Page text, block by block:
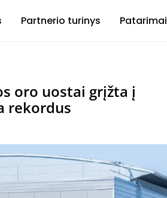
Partnerio turinys Patarimai
oro uostai grįžta į
rekordus